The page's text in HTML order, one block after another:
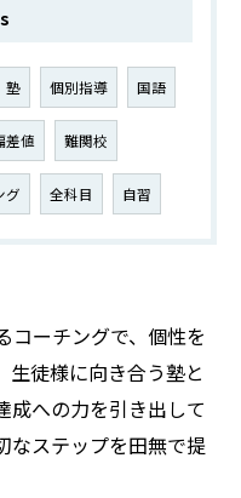
塾 個別指導 国語
差値 難関校
グ 全科目 自習
コーチングで、個性を
生徒様に向き合う塾と
成への力を引き出して
なステップを田無で提